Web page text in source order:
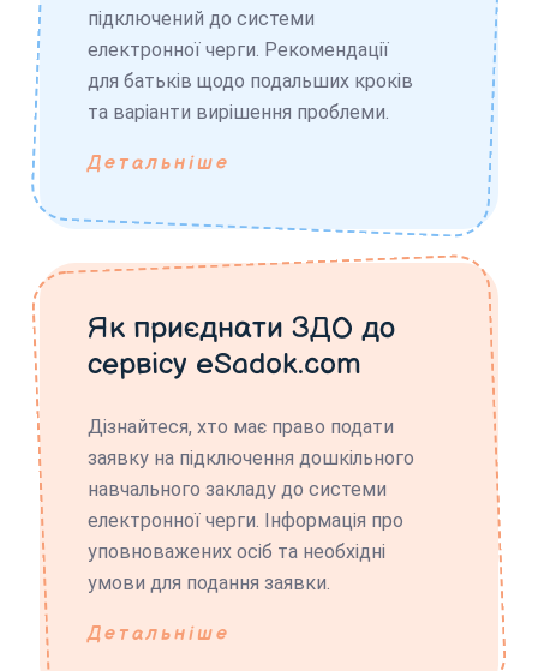
підключений до системи
електронної черги. Рекомендації
для батьків щодо подальших кроків
та варіанти вирішення проблеми.
Детальніше
Як приєднати ЗДО до
сервісу eSadok.com
Дізнайтеся, хто має право подати
заявку на підключення дошкільного
навчального закладу до системи
електронної черги. Інформація про
уповноважених осіб та необхідні
умови для подання заявки.
Детальніше